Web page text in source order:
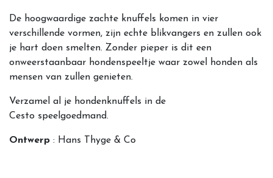
De hoogwaardige zachte knuffels komen in vier
verschillende vormen, zijn echte blikvangers en zullen ook
je hart doen smelten. Zonder pieper is dit een
onweerstaanbaar hondenspeeltje waar zowel honden als
mensen van zullen genieten.
Verzamel al je hondenknuffels in de
Cesto speelgoedmand.
Ontwerp : Hans Thyge & Co